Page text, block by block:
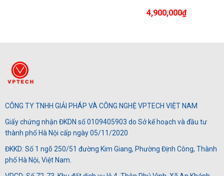
4,900,000₫
CÔNG TY TNHH GIẢI PHÁP VÀ CÔNG NGHỆ VPTECH VIỆT NAM
Giấy chứng nhận ĐKDN số 0109405903 do Sở kế hoạch và đầu tư
thành phố Hà Nội cấp ngày 05/11/2020
ĐKKD: Số 1 ngõ 250/51 đường Kim Giang, Phường Định Công, Thành
phố Hà Nội, Việt Nam.